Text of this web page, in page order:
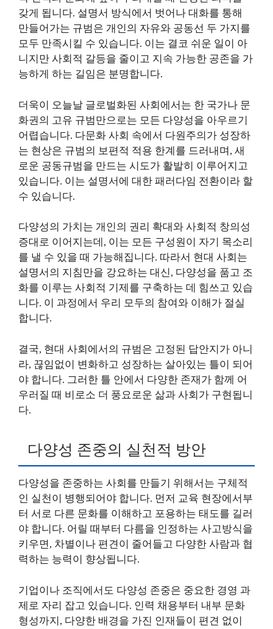
갖게 됩니다. 설명서 방식에서 벗어나 대화를 통해
만들어가는 규범은 개인의 자유와 공동선 두 가지를
모두 만족시킬 수 있습니다. 이는 결코 쉬운 일이 아
니지만 사회적 갈등을 줄이고 지속 가능한 공존을 가
능하게 하는 길임은 분명합니다.
더욱이 오늘날 글로벌화된 사회에서는 한 국가나 문
화권의 고유 규범만으로는 모든 다양성을 아우르기
어렵습니다. 다문화 사회 속에서 다원주의가 성장하
는 현상은 규범의 보편적 적용 한계를 드러내며, 새
로운 공동규범을 만드는 시도가 활발히 이루어지고
있습니다. 이는 설명서에 대한 패러다임 전환이라 할
수 있습니다.
다양성의 가치는 개인의 권리 확대와 사회적 창의성
증대로 이어지는데, 이는 모든 구성원이 자기 목소리
를 낼 수 있을 때 가능해집니다. 따라서 현대 사회는
설명서의 지침만을 강요하는 대신, 다양성을 품고 조
화를 이루는 사회적 기제를 구축하는 데 힘쓰고 있습
니다. 이 과정에서 우리 모두의 참여와 이해가 절실
합니다.
결국, 현대 사회에서의 규범은 고정된 답안지가 아니
라, 끊임없이 변화하고 성장하는 살아있는 틀이 되어
야 합니다. 그러한 틀 안에서 다양한 존재가 함께 어
우러질 때 비로소 더 풍요로운 삶과 사회가 구현됩니
다.
다양성 존중의 실천적 방안
다양성을 존중하는 사회를 만들기 위해서는 구체적
인 실천이 병행되어야 합니다. 먼저 교육 현장에서부
터 서로 다른 문화를 이해하고 포용하는 태도를 길러
야 합니다. 어릴 때부터 다름을 인정하는 사고방식을
키우면, 차별이나 편견이 줄어들고 다양한 사람과 협
력하는 능력이 향상됩니다.
기업이나 조직에서도 다양성 존중은 중요한 경영 과
제로 자리 잡고 있습니다. 인력 채용부터 내부 문화
형성까지, 다양한 배경을 가진 인재들이 편견 없이